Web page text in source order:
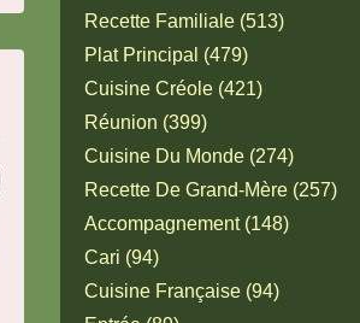
Recette Familiale (513)
Plat Principal (479)
Cuisine Créole (421)
Réunion (399)
Cuisine Du Monde (274)
Recette De Grand-Mère (257)
Accompagnement (148)
Cari (94)
Cuisine Française (94)